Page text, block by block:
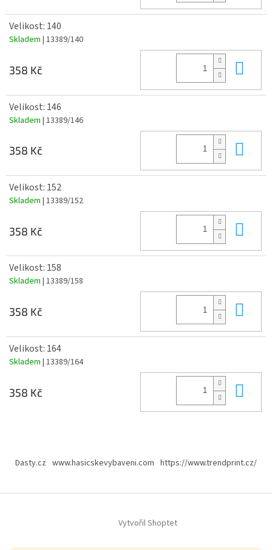
Velikost: 140
Skladem | 13389/140
358 Kč
Velikost: 146
Skladem | 13389/146
358 Kč
Velikost: 152
Skladem | 13389/152
358 Kč
Velikost: 158
Skladem | 13389/158
358 Kč
Velikost: 164
Skladem | 13389/164
358 Kč
Dasty.cz www.hasicskevybaveni.com https://www.trendprint.cz/
Vytvořil Shoptet